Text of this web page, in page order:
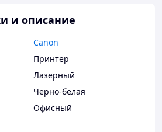
и описание
Canon
Принтер
Лазерный
Черно-белая
Офисный